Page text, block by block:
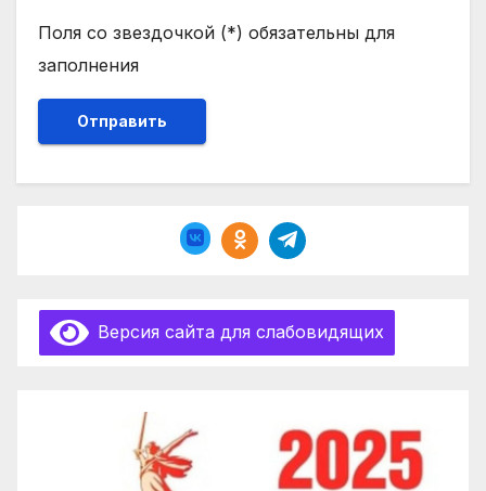
Поля со звездочкой (*) обязательны для
заполнения
Версия сайта для слабовидящих